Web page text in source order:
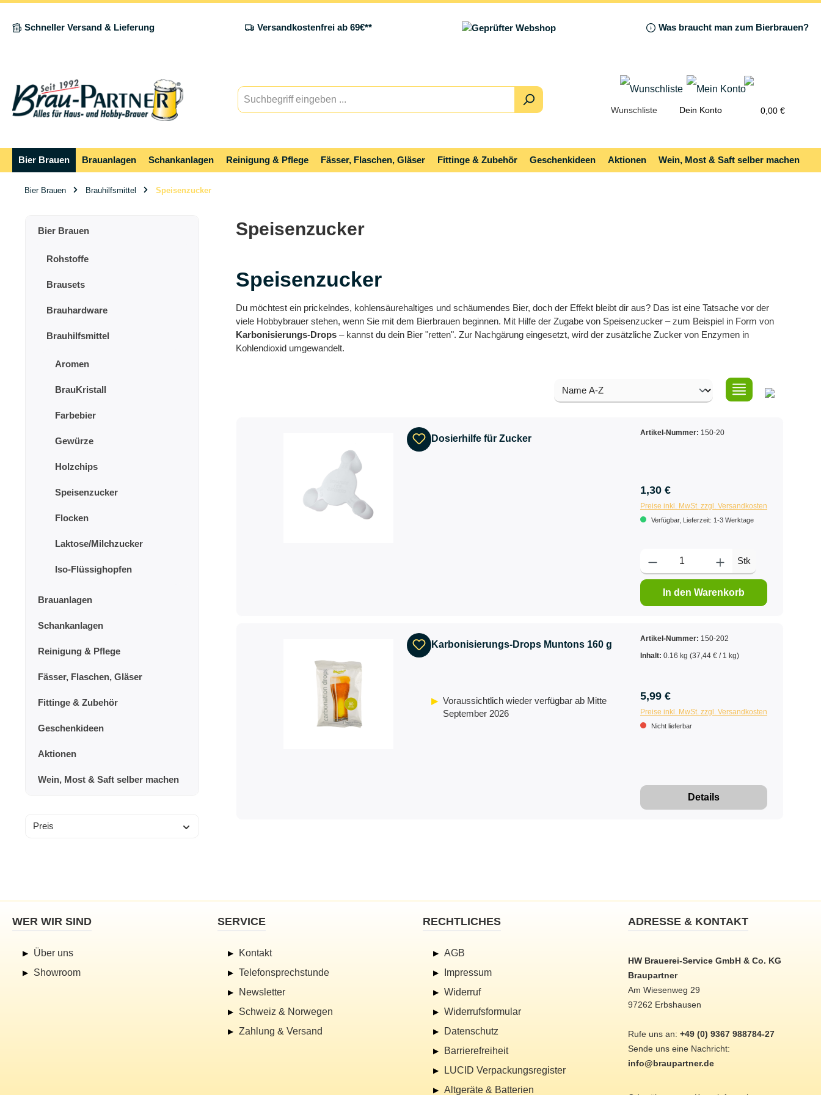
Schneller Versand & Lieferung
Versandkostenfrei ab 69€** Was braucht man zum Bierbrauen?
Wunschliste Dein Konto 0,00 €
Bier Brauen Brauanlagen Schankanlagen Reinigung & Pflege Fässer, Flaschen, Gläser Fittinge & Zubehör Geschenkideen Aktionen Wein, Most & Saft selber machen
Bier Brauen Brauhilfsmittel Speisenzucker
Bier Brauen
Rohstoffe
Brausets
Brauhardware
Brauhilfsmittel
Aromen
BrauKristall
Farbebier
Gewürze
Holzchips
Speisenzucker
Flocken
Laktose/Milchzucker
Iso-Flüssighopfen
Brauanlagen
Schankanlagen
Reinigung & Pflege
Fässer, Flaschen, Gläser
Fittinge & Zubehör
Geschenkideen
Aktionen
Wein, Most & Saft selber machen
Preis
Speisenzucker
Speisenzucker
Du möchtest ein prickelndes, kohlensäurehaltiges und schäumendes Bier, doch der Effekt bleibt dir aus? Das ist eine Tatsache vor der
viele Hobbybrauer stehen, wenn Sie mit dem Bierbrauen beginnen. Mit Hilfe der Zugabe von Speisenzucker – zum Beispiel in Form von
Karbonisierungs-Drops – kannst du dein Bier "retten". Zur Nachgärung eingesetzt, wird der zusätzliche Zucker von Enzymen in
Kohlendioxid umgewandelt.
Dosierhilfe für Zucker
Artikel-Nummer: 150-20
1,30 €
Preise inkl. MwSt. zzgl. Versandkosten
Verfügbar, Lieferzeit: 1-3 Werktage
Stk
In den Warenkorb
Karbonisierungs-Drops Muntons 160 g
Voraussichtlich wieder verfügbar ab Mitte
September 2026
Artikel-Nummer: 150-202
Inhalt: 0.16 kg (37,44 € / 1 kg)
5,99 €
Preise inkl. MwSt. zzgl. Versandkosten
Nicht lieferbar
Details
ADRESSE & KONTAKT
HW Brauerei-Service GmbH & Co. KG
Braupartner
Am Wiesenweg 29
97262 Erbshausen
Rufe uns an: +49 (0) 9367 988784-27
Sende uns eine Nachricht:
info@braupartner.de
WER WIR SIND
Über uns
Showroom
SERVICE
Kontakt
Telefonsprechstunde
Newsletter
Schweiz & Norwegen
Zahlung & Versand
RECHTLICHES
AGB
Impressum
Widerruf
Widerrufsformular
Datenschutz
Barrierefreiheit
LUCID Verpackungsregister
Altgeräte & Batterien